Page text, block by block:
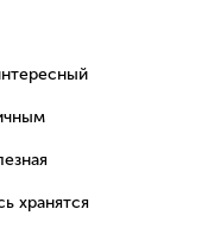
хранятся